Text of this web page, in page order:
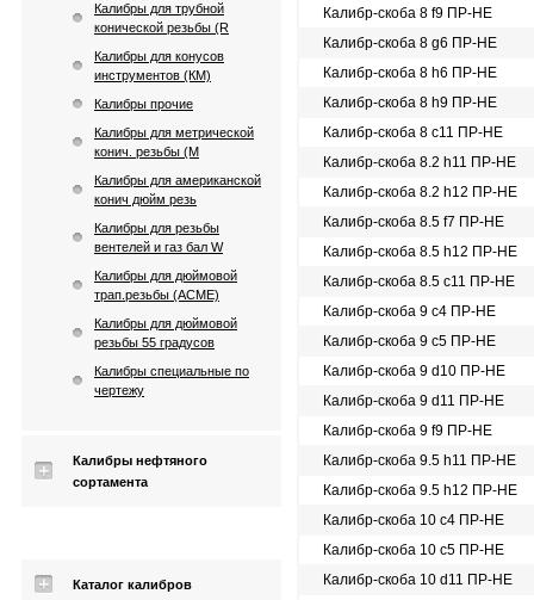
Калибры для трубной
конической резьбы (R
Калибры для конусов
инструментов (КМ)
Калибры прочие
Калибры для метрической
конич. резьбы (М
Калибры для американской
конич дюйм резь
Калибры для резьбы
вентелей и газ бал W
Калибры для дюймовой
трап.резьбы (АСМЕ)
Калибры для дюймовой
резьбы 55 градусов
Калибры специальные по
чертежу
Калибры нефтяного
сортамента
Каталог калибров
Калибр-скоба 8 f9 ПР-НЕ
Калибр-скоба 8 g6 ПР-НЕ
Калибр-скоба 8 h6 ПР-НЕ
Калибр-скоба 8 h9 ПР-НЕ
Калибр-скоба 8 с11 ПР-НЕ
Калибр-скоба 8.2 h11 ПР-НЕ
Калибр-скоба 8.2 h12 ПР-НЕ
Калибр-скоба 8.5 f7 ПР-НЕ
Калибр-скоба 8.5 h12 ПР-НЕ
Калибр-скоба 8.5 с11 ПР-НЕ
Калибр-скоба 9 c4 ПР-НЕ
Калибр-скоба 9 c5 ПР-НЕ
Калибр-скоба 9 d10 ПР-НЕ
Калибр-скоба 9 d11 ПР-НЕ
Калибр-скоба 9 f9 ПР-НЕ
Калибр-скоба 9.5 h11 ПР-НЕ
Калибр-скоба 9.5 h12 ПР-НЕ
Калибр-скоба 10 c4 ПР-НЕ
Калибр-скоба 10 c5 ПР-НЕ
Калибр-скоба 10 d11 ПР-НЕ